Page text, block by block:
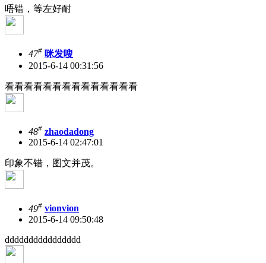
唔错，等左好耐
47# 咪发嗖
2015-6-14 00:31:56
看看看看看看看看看看看看看看
48# zhaodadong
2015-6-14 02:47:01
印象不错，图文并茂。
49# vionvion
2015-6-14 09:50:48
dddddddddddddddd